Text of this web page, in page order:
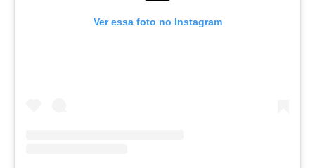
Ver essa foto no Instagram